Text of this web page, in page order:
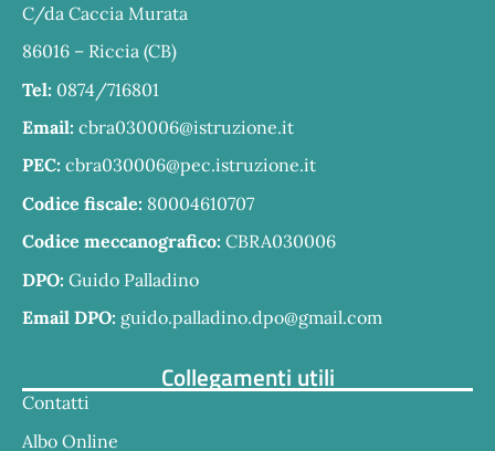
C/da Caccia Murata
86016 – Riccia (CB)
Tel: 0874/716801
Email: cbra030006@istruzione.it
PEC: cbra030006@pec.istruzione.it
Codice fiscale: 80004610707
Codice meccanografico: CBRA030006
DPO: Guido Palladino
Email DPO: guido.palladino.dpo@gmail.com
Collegamenti utili
Contatti
Albo Online